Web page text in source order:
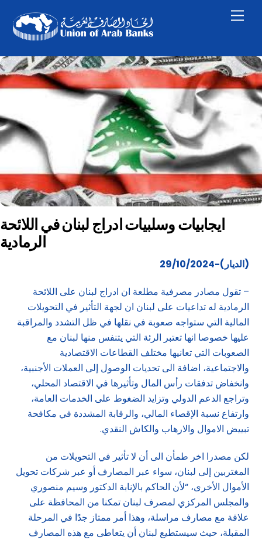
content
ايجابيات وسلبيات ادراج لبنان في اللائحة
الرمادية
(الديار)-29/10/2024
– تقول مصادر مصرفية مطلعة ان ادراج لبنان على اللائحة
الرمادية له تداعيات على لبنان ان لجهة التأثير في التحويلات
المالية التي ستواجه صعوبة في نقلها في ظل التشدد والمراقبة
عليها خصوصا انها تعتبر الرئة التي يتنفس منها لبنان مع
الصعوبات التي تعانيها مختلف القطاعات الاقتصادية
والاجتماعية، اضافة الى تحديات الوصول إلى العملات الأجنبية،
وانخفاض تدفقات رأس المال وتأثيرها في الاقتصاد المحلي،
وتراجع الدعم الدولي وتزايد الضغوط على الخدمات العامة،
وارتفاع نسبة الإقصاء المالي، والرقابة المشددة في مكافحة
تبييض الاموال والارهاب والكاش النقدي.
لكن مصدرا اخر طمأن الى أن لا تأثير في التحويلات من
المغتربين إلى لبنان، سواء عبر المصارف أو عبر شركات تحويل
الأموال الأخرى، “لأن الحاكم بالإنابة الدكتور وسيم منصوري
والمجلس المركزي لمصرف لبنان تمكنا من المحافظة على
علاقة مع مصارف مراسلة، وهذا أمر ممتاز جدًا في المرحلة
المقبلة، حيث سيستطيع لبنان أن يتعاطى مع هذه المصارف